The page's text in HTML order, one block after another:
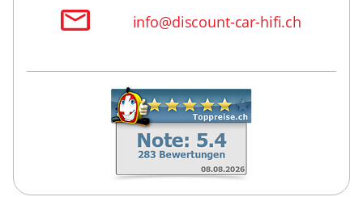
info@discount-car-hifi.ch